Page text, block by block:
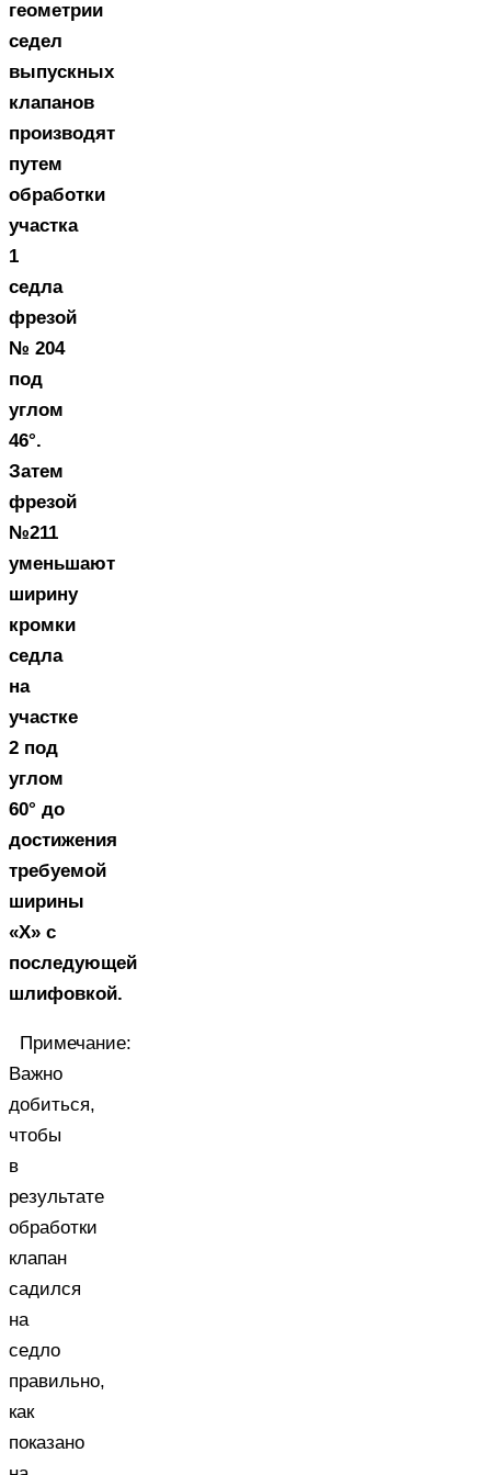
геометрии
седел
выпускных
клапанов
производят
путем
обработки
участка
1
седла
фрезой
№ 204
под
углом
46°.
Затем
фрезой
№211
уменьшают
ширину
кромки
седла
на
участке
2 под
углом
60° до
достижения
требуемой
ширины
«X» с
последующей
шлифовкой.
Примечание:
Важно
добиться,
чтобы
в
результате
обработки
клапан
садился
на
седло
правильно,
как
показано